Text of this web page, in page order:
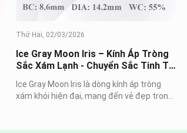
Thứ Hai, 02/03/2026
Ice Gray Moon Iris – Kính Áp Tròng
Sắc Xám Lạnh - Chuyển Sắc Tinh Tế,
Ice Gray Moon Iris là dòng kính áp tròng
xám khói hiện đại, mang đến vẻ đẹp trong